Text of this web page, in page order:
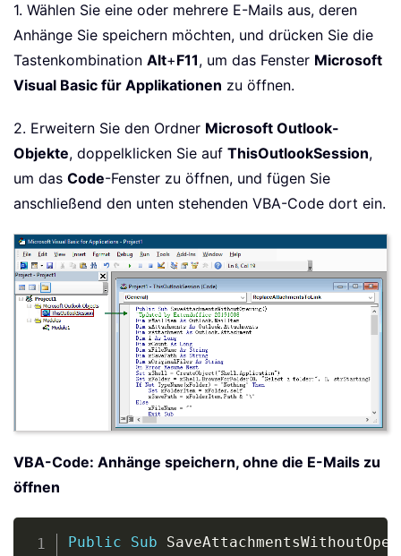
1. Wählen Sie eine oder mehrere E-Mails aus, deren
Anhänge Sie speichern möchten, und drücken Sie die
Tastenkombination Alt+F11, um das Fenster Microsoft
Visual Basic für Applikationen zu öffnen.
2. Erweitern Sie den Ordner Microsoft Outlook-
Objekte, doppelklicken Sie auf ThisOutlookSession,
um das Code-Fenster zu öffnen, und fügen Sie
anschließend den unten stehenden VBA-Code dort ein.
VBA-Code: Anhänge speichern, ohne die E-Mails zu
öffnen
Public Sub Copy